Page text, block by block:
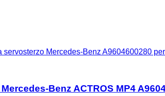
servosterzo Mercedes-Benz A9604600280
Benz ACTROS MP4